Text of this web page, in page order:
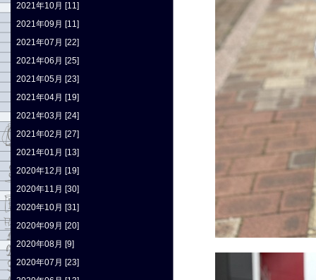
2021年10月 [11]
2021年09月 [11]
2021年07月 [22]
2021年06月 [25]
2021年05月 [23]
2021年04月 [19]
2021年03月 [24]
2021年02月 [27]
2021年01月 [13]
2020年12月 [19]
2020年11月 [30]
2020年10月 [31]
2020年09月 [20]
2020年08月 [9]
2020年07月 [23]